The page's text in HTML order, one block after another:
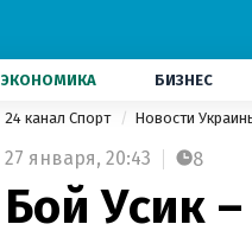
ЭКОНОМИКА БИЗНЕС
24 канал Спорт Новости
27 января, 20:43 8
Бой Усик